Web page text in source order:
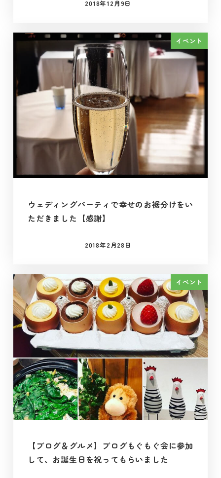
投稿日
2018年12月9日
イベント
ウェディングパーティで幸せのお裾分けをい
ただきました【感謝】
投稿日
2018年2月28日
イベント
【ブログ＆グルメ】ブログもぐもぐ会に参加
して、お誕生日を祝ってもらいました